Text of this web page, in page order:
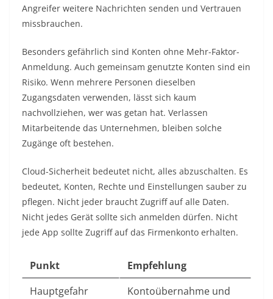
Angreifer weitere Nachrichten senden und Vertrauen
missbrauchen.
Besonders gefährlich sind Konten ohne Mehr-Faktor-
Anmeldung. Auch gemeinsam genutzte Konten sind ein
Risiko. Wenn mehrere Personen dieselben
Zugangsdaten verwenden, lässt sich kaum
nachvollziehen, wer was getan hat. Verlassen
Mitarbeitende das Unternehmen, bleiben solche
Zugänge oft bestehen.
Cloud-Sicherheit bedeutet nicht, alles abzuschalten. Es
bedeutet, Konten, Rechte und Einstellungen sauber zu
pflegen. Nicht jeder braucht Zugriff auf alle Daten.
Nicht jedes Gerät sollte sich anmelden dürfen. Nicht
jede App sollte Zugriff auf das Firmenkonto erhalten.
Punkt
Empfehlung
Hauptgefahr
Kontoübernahme und